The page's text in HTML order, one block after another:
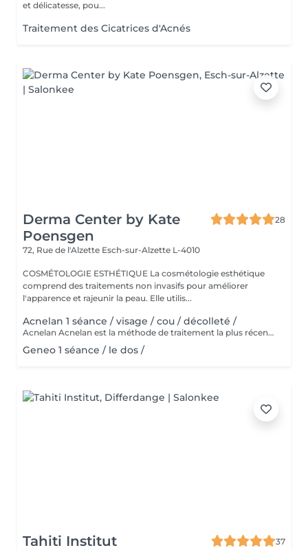
et délicatesse, pou...
Traitement des Cicatrices d'Acnés
Derma Center by Kate
Poensgen
28
72, Rue de l'Alzette Esch-sur-Alzette L-4010
COSMÉTOLOGIE ESTHÉTIQUE La cosmétologie esthétique
comprend des traitements non invasifs pour améliorer
l'apparence et rajeunir la peau. Elle utilis...
Acnelan 1 séance / visage / cou / décolleté /
Acnelan Acnelan est la méthode de traitement la plus récente et la plus innovante de l'acné. Le pack de soins de la marque espagnole Mesoestetic guérit efficacement les changements d'acné de différentes origines et phases. Cette thérapie apaise la peau et les zones enflammées, et a un effet très positif sur la guérison des complications de l'acné, car les cicatrices ne sont plus aussi visibles et les taches sont affinées. C'est la méthode complexe qui guérit l'acné et empêche de nouveaux changements de se produire. Principalement les principes actifs, tels que le complexe bexarétinyle (un rétinoïde), le soufre et le kaolin, fonctionnent comme un nettoyant en profondeur pour les pores obstrués, ce qui conduit à une amélioration visible du teint de la peau. De plus, d'autres ingrédients actifs tels que l'acide hyaluronique, le zinc, l'aloe vera et le cuivre sont présents dans le pack Acknelan. Le complexe d'acné breveté comprend également: Alcool | Acide mandélique | Azelate de disodium | Soufre | Kaolin | Aqua | Acide salicylique | Hydroxypropylméthylcellulose | Acide shikimique | Rétinoxytriméthylsilanes. Les substances combattent tous les symptômes de l'acné, guérissent la peau enflammée, nettoient les pores, réduisent le nombre de points noirs, écaillent la peau, affinent l'apparence, équilibrent la production de sébum et ont un effet antibactérien.
Geneo 1 séance / le dos /
Tahiti Institut
37